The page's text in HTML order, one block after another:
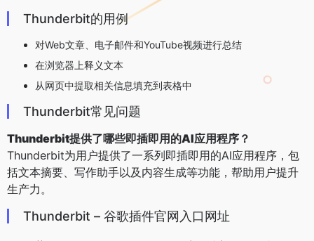
Thunderbit的用例
对Web文章、电子邮件和YouTube视频进行总结
在浏览器上释义文本
从网页中提取相关信息填充到表格中
Thunderbit常见问题
Thunderbit提供了哪些即插即用的AI应用程序？
Thunderbit为用户提供了一系列即插即用的AI应用程序，包
括文本摘要、写作助手以及内容生成等功能，帮助用户提升
生产力。
Thunderbit – 谷歌插件官网入口网址